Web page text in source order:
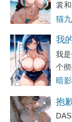
裳
人
口
子
猫
我
我
个
人
尔
暗
抱
的